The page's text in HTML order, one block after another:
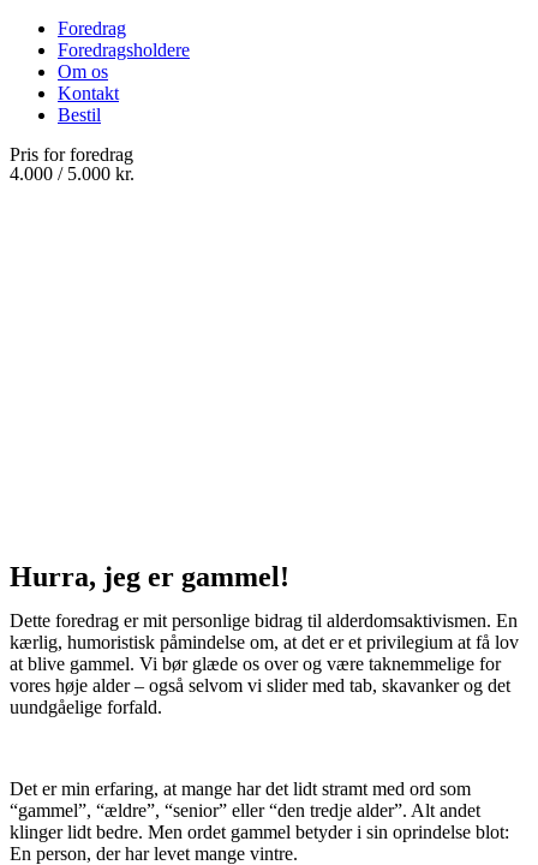
Foredrag
Foredragsholdere
Om os
Kontakt
Bestil
Pris for foredrag
4.000 / 5.000 kr.
Hurra, jeg er gammel!
Dette foredrag er mit personlige bidrag til alderdomsaktivismen. En
kærlig, humoristisk påmindelse om, at det er et privilegium at få lov
at blive gammel. Vi bør glæde os over og være taknemmelige for
vores høje alder – også selvom vi slider med tab, skavanker og det
uundgåelige forfald.
Det er min erfaring, at mange har det lidt stramt med ord som
“gammel”, “ældre”, “senior” eller “den tredje alder”. Alt andet
klinger lidt bedre. Men ordet gammel betyder i sin oprindelse blot:
En person, der har levet mange vintre.